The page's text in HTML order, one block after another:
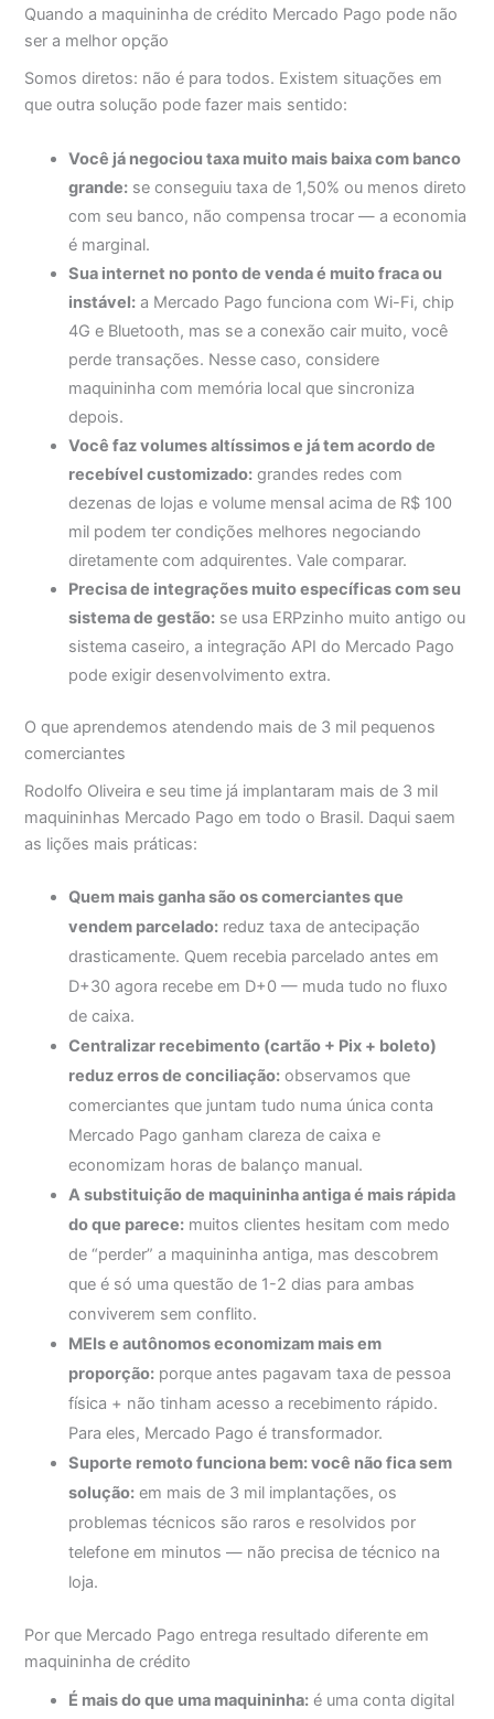
Quando a maquininha de crédito Mercado Pago pode não
ser a melhor opção
Somos diretos: não é para todos. Existem situações em
que outra solução pode fazer mais sentido:
Você já negociou taxa muito mais baixa com banco
grande: se conseguiu taxa de 1,50% ou menos direto
com seu banco, não compensa trocar — a economia
é marginal.
Sua internet no ponto de venda é muito fraca ou
instável: a Mercado Pago funciona com Wi-Fi, chip
4G e Bluetooth, mas se a conexão cair muito, você
perde transações. Nesse caso, considere
maquininha com memória local que sincroniza
depois.
Você faz volumes altíssimos e já tem acordo de
recebível customizado: grandes redes com
dezenas de lojas e volume mensal acima de R$ 100
mil podem ter condições melhores negociando
diretamente com adquirentes. Vale comparar.
Precisa de integrações muito específicas com seu
sistema de gestão: se usa ERPzinho muito antigo ou
sistema caseiro, a integração API do Mercado Pago
pode exigir desenvolvimento extra.
O que aprendemos atendendo mais de 3 mil pequenos
comerciantes
Rodolfo Oliveira e seu time já implantaram mais de 3 mil
maquininhas Mercado Pago em todo o Brasil. Daqui saem
as lições mais práticas:
Quem mais ganha são os comerciantes que
vendem parcelado: reduz taxa de antecipação
drasticamente. Quem recebia parcelado antes em
D+30 agora recebe em D+0 — muda tudo no fluxo
de caixa.
Centralizar recebimento (cartão + Pix + boleto)
reduz erros de conciliação: observamos que
comerciantes que juntam tudo numa única conta
Mercado Pago ganham clareza de caixa e
economizam horas de balanço manual.
A substituição de maquininha antiga é mais rápida
do que parece: muitos clientes hesitam com medo
de “perder” a maquininha antiga, mas descobrem
que é só uma questão de 1-2 dias para ambas
conviverem sem conflito.
MEIs e autônomos economizam mais em
proporção: porque antes pagavam taxa de pessoa
física + não tinham acesso a recebimento rápido.
Para eles, Mercado Pago é transformador.
Suporte remoto funciona bem: você não fica sem
solução: em mais de 3 mil implantações, os
problemas técnicos são raros e resolvidos por
telefone em minutos — não precisa de técnico na
loja.
Por que Mercado Pago entrega resultado diferente em
maquininha de crédito
É mais do que uma maquininha: é uma conta digital